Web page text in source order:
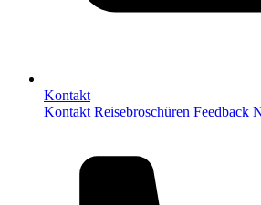
Kontakt
Kontakt Reisebroschüren Feedback